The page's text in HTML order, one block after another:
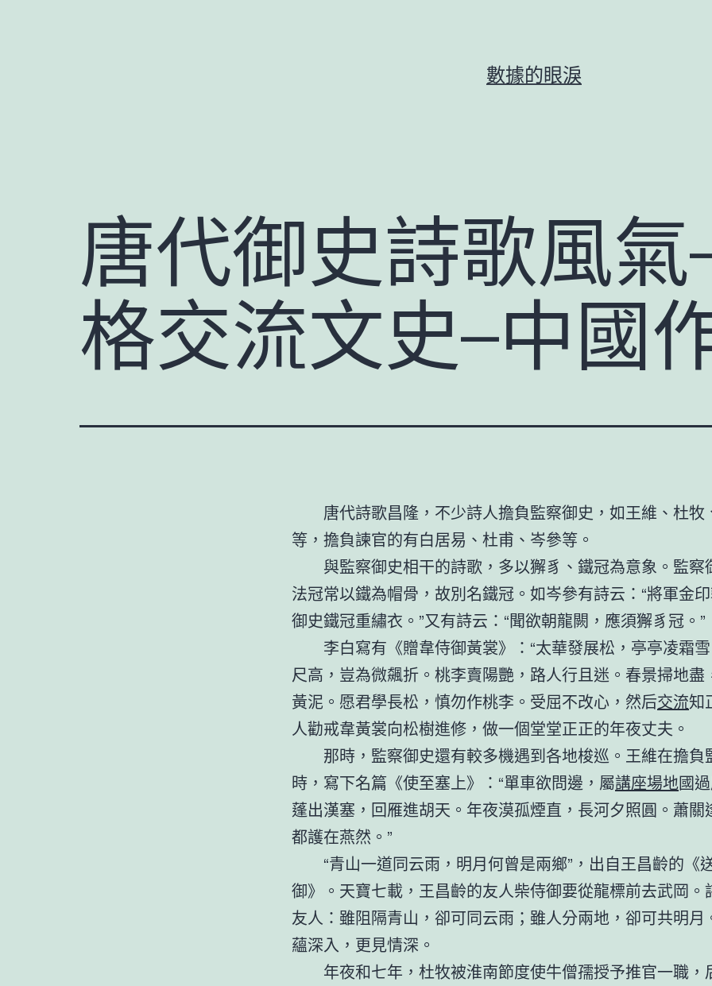
數據的眼淚
唐代御史詩歌風氣
格交流文史–中國
唐代詩歌昌隆，不少詩人擔負監察御史，如王維、杜牧
等，擔負諫官的有白居易、杜甫、岑參等。
與監察御史相干的詩歌，多以獬豸、鐵冠為意象。監察
法冠常以鐵為帽骨，故別名鐵冠。如岑參有詩云：“將軍金印
御史鐵冠重繡衣。”又有詩云：“聞欲朝龍闕，應須獬豸冠。”
李白寫有《贈韋侍御黃裳》：“太華發展松，亭亭凌霜
尺高，豈為微飆折。桃李賣陽艷，路人行且迷。春景掃地盡
黃泥。愿君學長松，慎勿作桃李。受屈不改心，然后交流知
人勸戒韋黃裳向松樹進修，做一個堂堂正正的年夜丈夫。
那時，監察御史還有較多機遇到各地梭巡。王維在擔負
時，寫下名篇《使至塞上》：“單車欲問邊，屬講座場地國
蓬出漢塞，回雁進胡天。年夜漠孤煙直，長河夕照圓。蕭關
都護在燕然。”
“青山一道同云雨，明月何曾是兩鄉”，出自王昌齡的《
御》。天寶七載，王昌齡的友人柴侍御要從龍標前去武岡。
友人：雖阻隔青山，卻可同云雨；雖人分兩地，卻可共明月
蘊深入，更見情深。
年夜和七年，杜牧被淮南節度使牛僧孺授予推官一職，